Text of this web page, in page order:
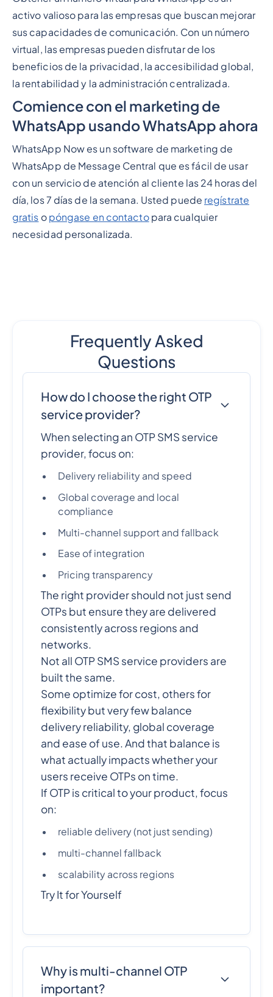
activo valioso para las empresas que buscan mejorar
sus capacidades de comunicación. Con un número
virtual, las empresas pueden disfrutar de los
beneficios de la privacidad, la accesibilidad global,
la rentabilidad y la administración centralizada.
Comience con el marketing de
WhatsApp usando WhatsApp ahora
WhatsApp Now es un software de marketing de
WhatsApp de Message Central que es fácil de usar
con un servicio de atención al cliente las 24 horas del
día, los 7 días de la semana. Usted puede regístrate
gratis o póngase en contactopara cualquier
necesidad personalizada.
Frequently Asked
Questions
How do I choose the right OTP
service provider?
When selecting an OTP SMS service
provider, focus on:
Delivery reliability and speed
Global coverage and local
compliance
Multi-channel support and fallback
Ease of integration
Pricing transparency
The right provider should not just send
OTPs but ensure they are delivered
consistently across regions and
networks.
Not all OTP SMS service providers are
built the same.
Some optimize for cost, others for
flexibility but very few balance
delivery reliability, global coverage
and ease of use. And that balance is
what actually impacts whether your
users receive OTPs on time.
If OTP is critical to your product, focus
on:
reliable delivery (not just sending)
multi-channel fallback
scalability across regions
Try It for Yourself
Why is multi-channel OTP
important?